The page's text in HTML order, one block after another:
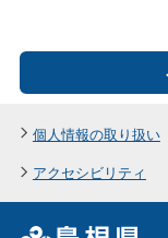
個人情報の取り扱い
アクセシビリティ